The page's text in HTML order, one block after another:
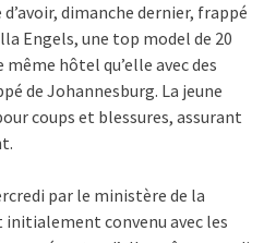
d’avoir, dimanche dernier, frappé
Engels, une top model de 20
hôtel qu’elle avec des
de Johannesburg. La jeune
coups et blessures, assurant
par le ministère de la
initialement convenu avec les